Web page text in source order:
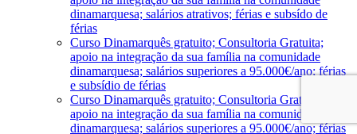
dinamarquesa; salários atrativos; férias e subsído de
férias
Curso Dinamarquês gratuito; Consultoria Gratuita;
apoio na integração da sua família na comunidade
dinamarquesa; salários superiores a 95.000€/ano; férias
e subsídio de férias
Curso Dinamarquês gratuito; Consultoria Gratuita;
apoio na integração da sua família na comunidade
dinamarquesa; salários superiores a 95.000€/ano; férias